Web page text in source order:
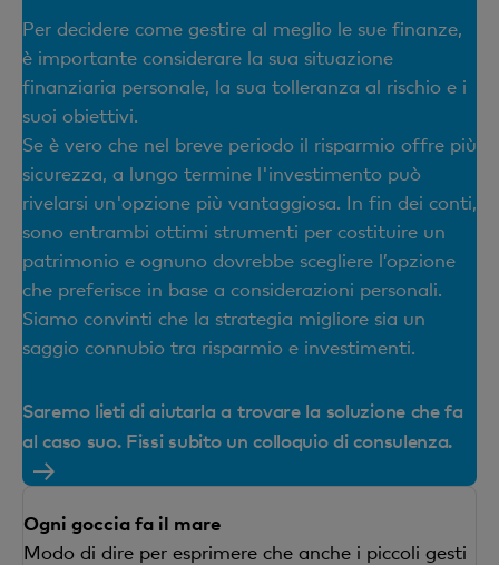
Per decidere come gestire al meglio le sue finanze,
è importante considerare la sua situazione
finanziaria personale, la sua tolleranza al rischio e i
suoi obiettivi.
Se è vero che nel breve periodo il risparmio offre più
sicurezza, a lungo termine l'investimento può
rivelarsi un'opzione più vantaggiosa. In fin dei conti,
sono entrambi ottimi strumenti per costituire un
patrimonio e ognuno dovrebbe scegliere l’opzione
che preferisce in base a considerazioni personali.
Siamo convinti che la strategia migliore sia un
saggio connubio tra risparmio e investimenti.
Saremo lieti di aiutarla a trovare la soluzione che fa
al caso suo. Fissi subito un colloquio di consulenza.
Ogni goccia fa il mare
Modo di dire per esprimere che anche i piccoli gesti